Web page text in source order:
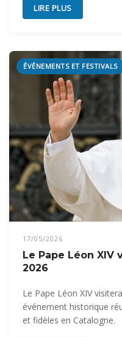
LIRE PLUS
ÉVÉNEMENTS ET FESTIVALS
17/05/2026
Le Pape Léon XIV
2026
Le Pape Léon XIV
événement historique
et fidèles en Catalogne.